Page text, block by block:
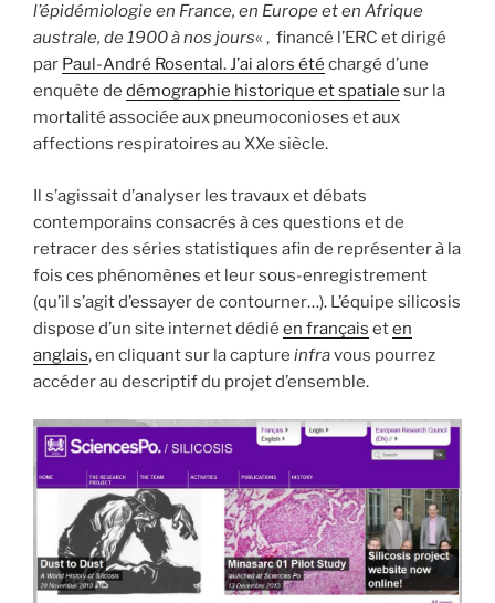
l’épidémiologie en France, en Europe et en Afrique
australe, de 1900 à nos jours« , financé l’ERC et dirigé
par Paul-André Rosental. J’ai alors été chargé d’une
enquête de démographie historique et spatiale sur la
mortalité associée aux pneumoconioses et aux
affections respiratoires au XXe siècle.
Il s’agissait d’analyser les travaux et débats
contemporains consacrés à ces questions et de
retracer des séries statistiques afin de représenter à la
fois ces phénomènes et leur sous-enregistrement
(qu’il s’agit d’essayer de contourner…). L’équipe silicosis
dispose d’un site internet dédié en français eten
anglais, en cliquant sur la capture infravous pourrez
accéder au descriptif du projet d’ensemble.